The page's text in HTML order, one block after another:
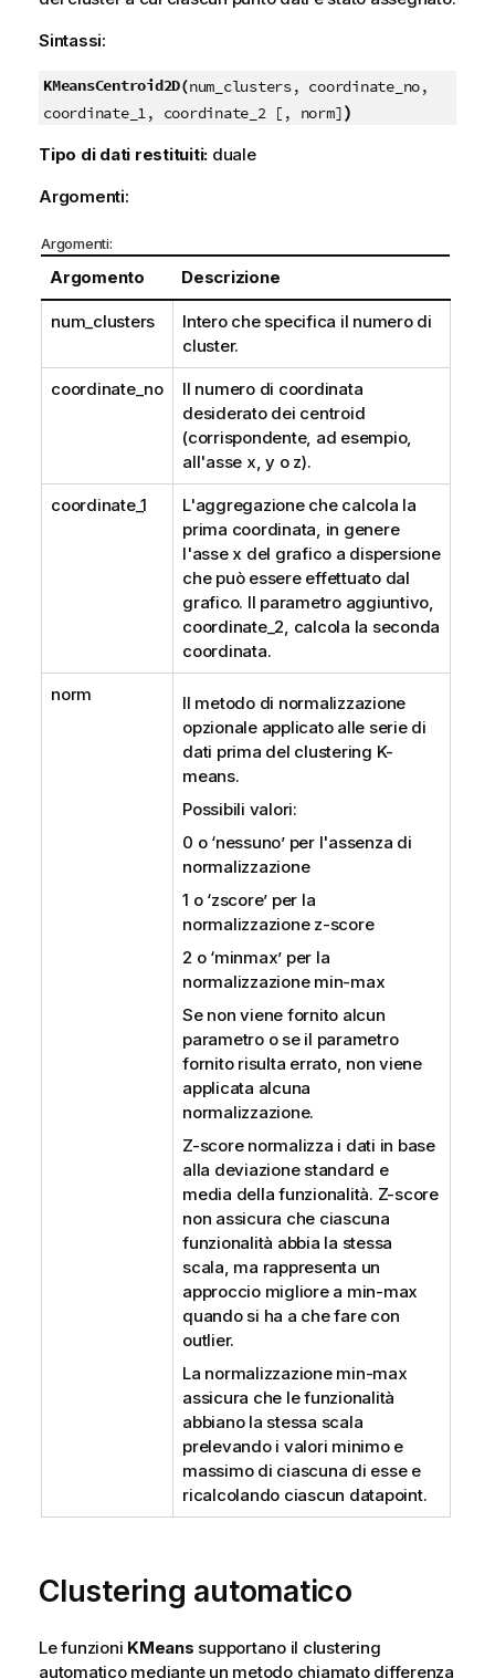
Sintassi:
KMeansCentroid2D(num_clusters, coordinate_no,
coordinate_1, coordinate_2 [, norm])
Tipo di dati restituiti: duale
Argomenti:
Argomenti:
Argomento Descrizione
num_clusters
Intero che specifica il numero di
cluster.
coordinate_no
Il numero di coordinata
desiderato dei centroid
(corrispondente, ad esempio,
all'asse x, y o z).
coordinate_1
L'aggregazione che calcola la
prima coordinata, in genere
l'asse x del grafico a dispersione
che può essere effettuato dal
grafico. Il parametro aggiuntivo,
coordinate_2, calcola la seconda
coordinata.
norm
Il metodo di normalizzazione
opzionale applicato alle serie di
dati prima del clustering K-
means.
Possibili valori:
0 o ‘nessuno’ per l'assenza di
normalizzazione
1 o ‘zscore’ per la
normalizzazione z-score
2 o ‘minmax’ per la
normalizzazione min-max
Se non viene fornito alcun
parametro o se il parametro
fornito risulta errato, non viene
applicata alcuna
normalizzazione.
Z-score normalizza i dati in base
alla deviazione standard e
media della funzionalità. Z-score
non assicura che ciascuna
funzionalità abbia la stessa
scala, ma rappresenta un
approccio migliore a min-max
quando si ha a che fare con
outlier.
La normalizzazione min-max
assicura che le funzionalità
abbiano la stessa scala
prelevando i valori minimo e
massimo di ciascuna di esse e
ricalcolando ciascun datapoint.
Clustering automatico
Le funzioni KMeans supportano il clustering
automatico mediante un metodo chiamato differenza